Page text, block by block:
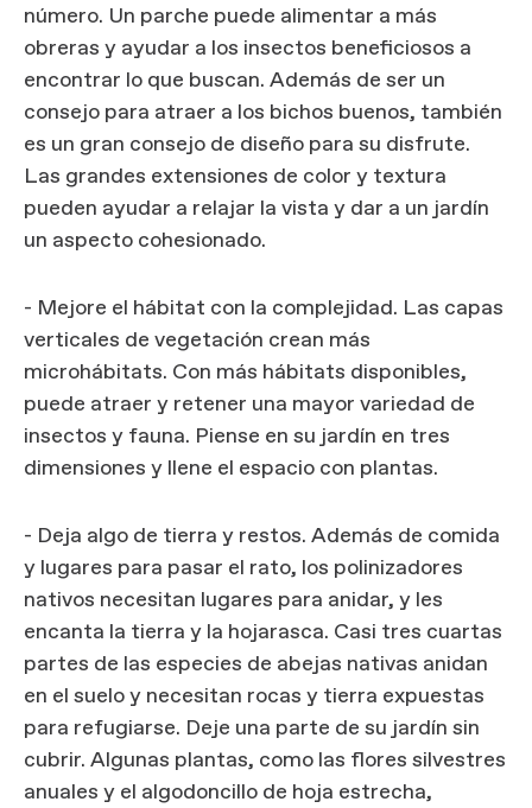
número. Un parche puede alimentar a más
obreras y ayudar a los insectos beneficiosos a
encontrar lo que buscan. Además de ser un
consejo para atraer a los bichos buenos, también
es un gran consejo de diseño para su disfrute.
Las grandes extensiones de color y textura
pueden ayudar a relajar la vista y dar a un jardín
un aspecto cohesionado.
- Mejore el hábitat con la complejidad. Las capas
verticales de vegetación crean más
microhábitats. Con más hábitats disponibles,
puede atraer y retener una mayor variedad de
insectos y fauna. Piense en su jardín en tres
dimensiones y llene el espacio con plantas.
- Deja algo de tierra y restos. Además de comida
y lugares para pasar el rato, los polinizadores
nativos necesitan lugares para anidar, y les
encanta la tierra y la hojarasca. Casi tres cuartas
partes de las especies de abejas nativas anidan
en el suelo y necesitan rocas y tierra expuestas
para refugiarse. Deje una parte de su jardín sin
cubrir. Algunas plantas, como las flores silvestres
anuales y el algodoncillo de hoja estrecha,